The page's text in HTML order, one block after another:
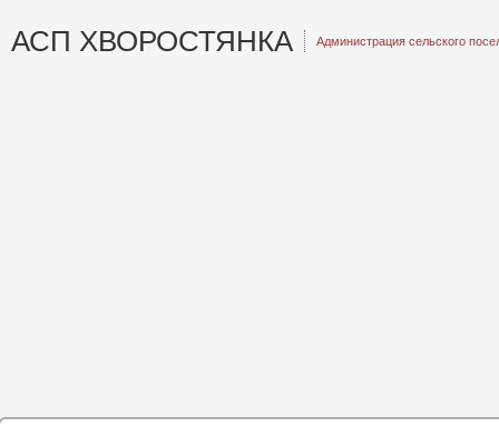
АСП ХВОРОСТЯНКА Администрация сельского